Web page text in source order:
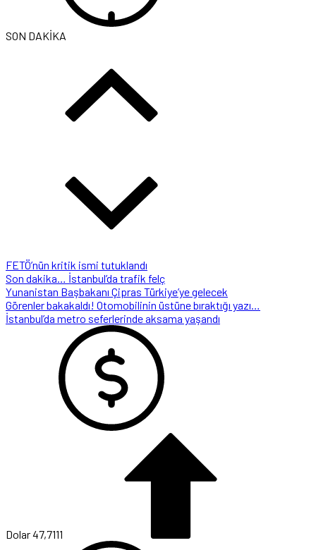
SON DAKİKA
FETÖ’nün kritik ismi tutuklandı
Son dakika… İstanbul’da trafik felç
Yunanistan Başbakanı Çipras Türkiye’ye gelecek
Görenler bakakaldı! Otomobilinin üstüne bıraktığı yazı…
İstanbul’da metro seferlerinde aksama yaşandı
Dolar47,7111